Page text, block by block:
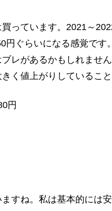
っています。2021～
円ぐらいになる感覚です
レがあるかもしれませ
く値上がりしていること
円
すね。私は基本的には